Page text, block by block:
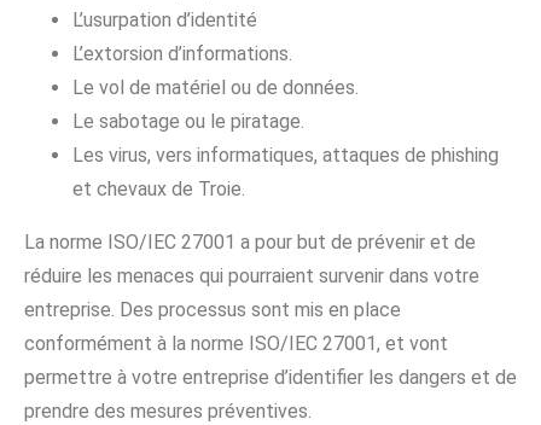
L’usurpation d’identité
L’extorsion d’informations.
Le vol de matériel ou de données.
Le sabotage ou le piratage.
Les virus, vers informatiques, attaques de phishing
et chevaux de Troie.
La norme ISO/IEC 27001 a pour but de prévenir et de
réduire les menaces qui pourraient survenir dans votre
entreprise. Des processus sont mis en place
conformément à la norme ISO/IEC 27001, et vont
permettre à votre entreprise d’identifier les dangers et de
prendre des mesures préventives.